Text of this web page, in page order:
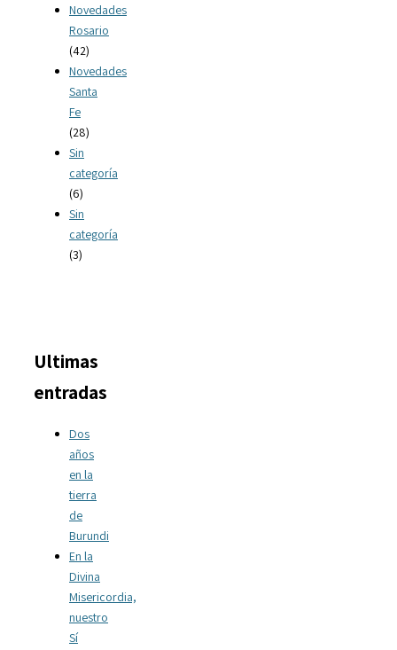
Novedades
Rosario
(42)
Novedades
Santa
Fe
(28)
Sin
categoría
(6)
Sin
categoría
(3)
Ultimas
entradas
Dos
años
en la
tierra
de
Burundi
En la
Divina
Misericordia,
nuestro
Sí